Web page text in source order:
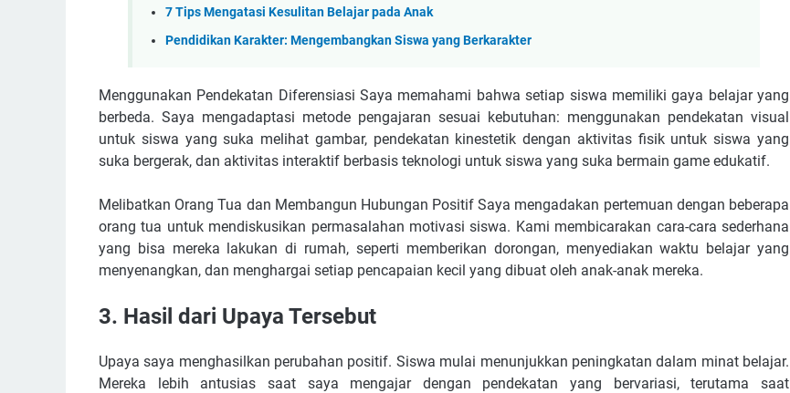
7 Tips Mengatasi Kesulitan Belajar pada Anak
Pendidikan Karakter: Mengembangkan Siswa yang Berkarakter
Menggunakan Pendekatan Diferensiasi Saya memahami bahwa setiap siswa memiliki gaya belajar yang
berbeda. Saya mengadaptasi metode pengajaran sesuai kebutuhan: menggunakan pendekatan visual
untuk siswa yang suka melihat gambar, pendekatan kinestetik dengan aktivitas fisik untuk siswa yang
suka bergerak, dan aktivitas interaktif berbasis teknologi untuk siswa yang suka bermain game edukatif.
Melibatkan Orang Tua dan Membangun Hubungan Positif Saya mengadakan pertemuan dengan beberapa
orang tua untuk mendiskusikan permasalahan motivasi siswa. Kami membicarakan cara-cara sederhana
yang bisa mereka lakukan di rumah, seperti memberikan dorongan, menyediakan waktu belajar yang
menyenangkan, dan menghargai setiap pencapaian kecil yang dibuat oleh anak-anak mereka.
3. Hasil dari Upaya Tersebut
Upaya saya menghasilkan perubahan positif. Siswa mulai menunjukkan peningkatan dalam minat belajar.
Mereka lebih antusias saat saya mengajar dengan pendekatan yang bervariasi, terutama saat